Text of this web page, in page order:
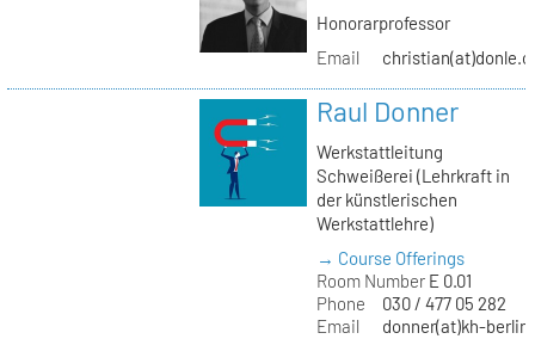
Honorarprofessor
Email
Raul Donner
Werkstattleitung
Schweißerei (Lehrkraft in
der künstlerischen
Werkstattlehre)
→ Course Offerings
Room NumberE 0.01
Phone
030 / 477 05 282
Email
donner(at)kh-